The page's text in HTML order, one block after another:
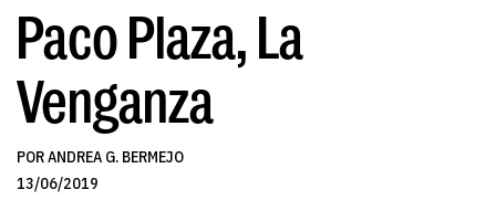
Paco Plaza, La
Venganza
POR ANDREA G. BERMEJO
13/06/2019